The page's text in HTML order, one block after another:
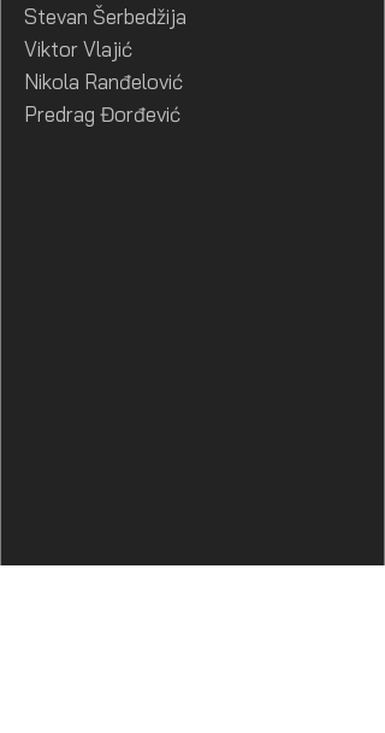
Stevan Šerbedžija
Viktor Vlajić
Nikola Ranđelović
Predrag Đorđević